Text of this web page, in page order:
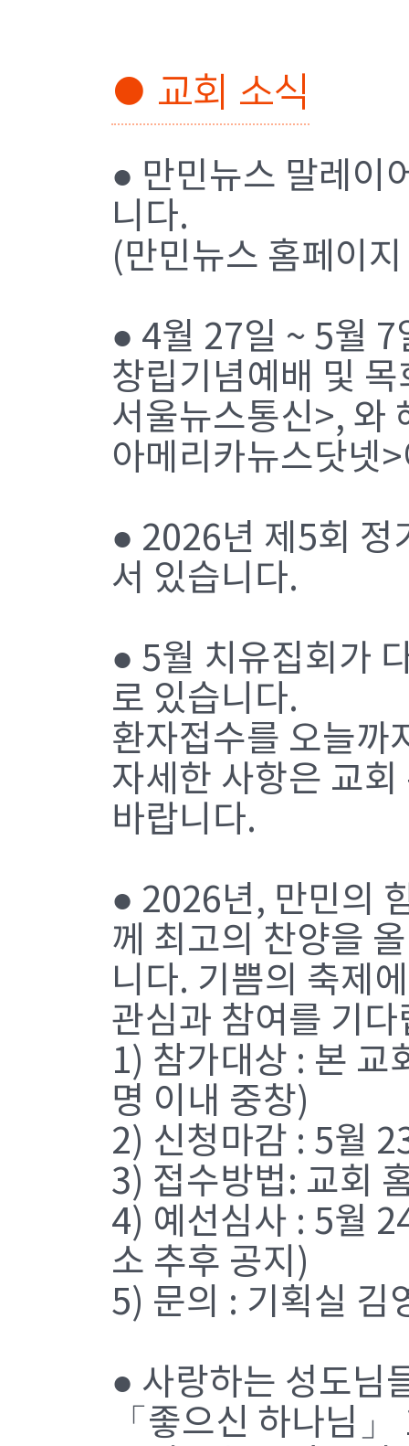
● 교회 소식
● 만민뉴스 말레이
니다.
(만민뉴스 홈페이
● 4월 27일 ~ 5월 7
창립기념예배 및
서울뉴스통신>, 와
아메리카뉴스닷넷
● 2026년 제5회 정
서 있습니다.
● 5월 치유집회가
로 있습니다.
환자접수를 오늘까
자세한 사항은 교
바랍니다.
● 2026년, 만민의
께 최고의 찬양을
니다. 기쁨의 축제
관심과 참여를 기
1) 참가대상 : 본 교
명 이내 중창)
2) 신청마감 : 5월
3) 접수방법: 교회
4) 예선심사 : 5월
소 추후 공지)
5) 문의 : 기획실
● 사랑하는 성도님
「좋으신 하나님